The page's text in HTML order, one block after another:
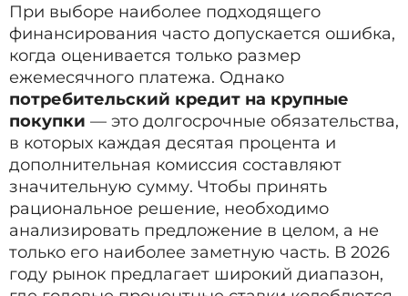
При выборе наиболее подходящего
финансирования часто допускается ошибка,
когда оценивается только размер
ежемесячного платежа. Однако
потребительский кредит на крупные
покупки — это долгосрочные обязательства,
в которых каждая десятая процента и
дополнительная комиссия составляют
значительную сумму. Чтобы принять
рациональное решение, необходимо
анализировать предложение в целом, а не
только его наиболее заметную часть. В 2026
году рынок предлагает широкий диапазон,